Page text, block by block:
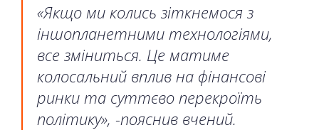
«Якщо ми колись зіткнемося з
іншопланетними технологіями,
все зміниться. Це матиме
колосальний вплив на фінансові
ринки та суттєво перекроїть
політику», -пояснив вчений.